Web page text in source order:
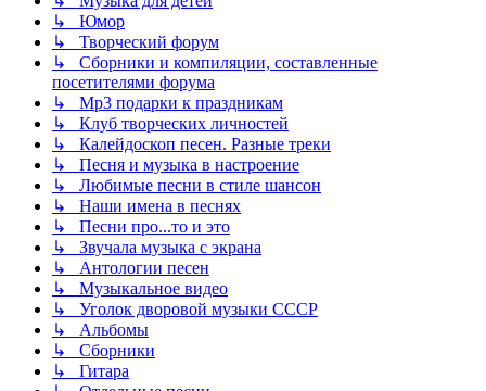
↳ Юмор
↳ Творческий форум
↳ Сборники и компиляции, составленные
посетителями форума
↳ Mp3 подарки к праздникам
↳ Клуб творческих личностей
↳ Калейдоскоп песен. Разные треки
↳ Песня и музыка в настроение
↳ Любимые песни в стиле шансон
↳ Наши имена в песнях
↳ Песни про...то и это
↳ Звучала музыка с экрана
↳ Антологии песен
↳ Музыкальное видео
↳ Уголок дворовой музыки СССР
↳ Альбомы
↳ Сборники
↳ Гитара